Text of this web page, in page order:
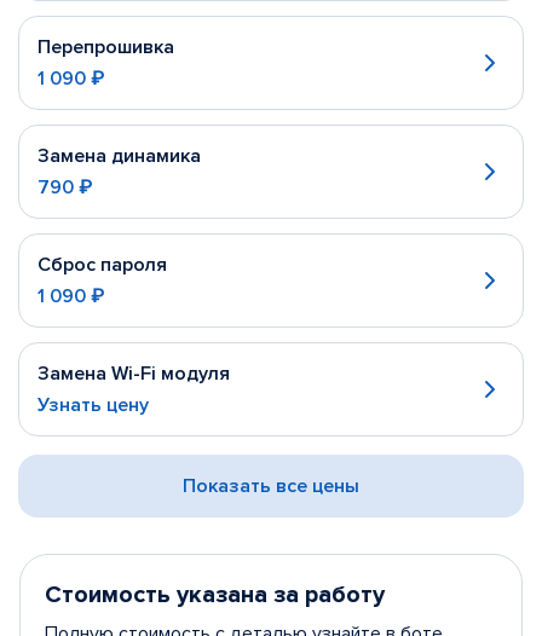
Перепрошивка
1 090 ₽
Замена динамика
790 ₽
Сброс пароля
1 090 ₽
Замена Wi-Fi модуля
Узнать цену
Показать все цены
Стоимость указана за работу